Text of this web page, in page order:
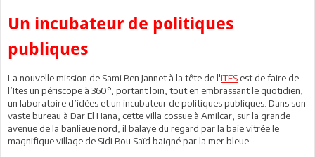
Un incubateur de politiques
publiques
La nouvelle mission de Sami Ben Jannet à la tête de l'ITES est de faire de
l’Ites un périscope à 360°, portant loin, tout en embrassant le quotidien,
un laboratoire d’idées et un incubateur de politiques publiques. Dans son
vaste bureau à Dar El Hana, cette villa cossue à Amilcar, sur la grande
avenue de la banlieue nord, il balaye du regard par la baie vitrée le
magnifique village de Sidi Bou Saïd baigné par la mer bleue…